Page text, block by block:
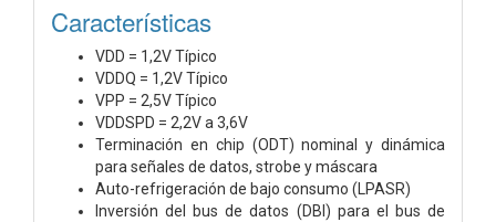
Características
VDD = 1,2V Típico
VDDQ = 1,2V Típico
VPP = 2,5V Típico
VDDSPD = 2,2V a 3,6V
Terminación en chip (ODT) nominal y dinámica
para señales de datos, strobe y máscara
Auto-refrigeración de bajo consumo (LPASR)
Inversión del bus de datos (DBI) para el bus de